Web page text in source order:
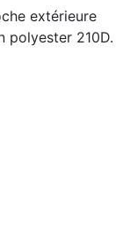
extérieure
polyester 210D.